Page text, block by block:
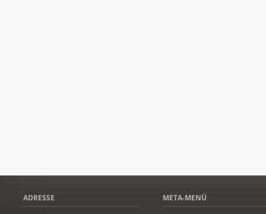
ADRESSE META-MENÜ